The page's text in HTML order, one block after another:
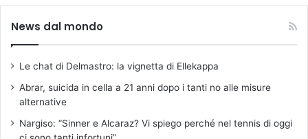
News dal mondo
Le chat di Delmastro: la vignetta di Ellekappa
Abrar, suicida in cella a 21 anni dopo i tanti no alle misure
alternative
Nargiso: “Sinner e Alcaraz? Vi spiego perché nel tennis di oggi